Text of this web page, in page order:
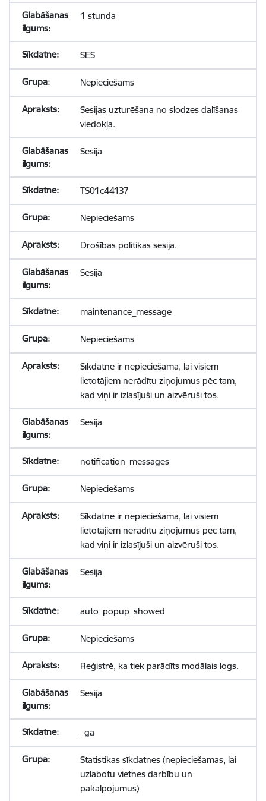
1 stunda
SES
Nepieciešams
Sesijas uzturēšana no slodzes dalīšanas
viedokļa.
Sesija
TS01c44137
Nepieciešams
Drošības politikas sesija.
Sesija
maintenance_message
Nepieciešams
Sīkdatne ir nepieciešama, lai visiem
lietotājiem nerādītu ziņojumus pēc tam,
kad viņi ir izlasījuši un aizvēruši tos.
Sesija
notification_messages
Nepieciešams
Sīkdatne ir nepieciešama, lai visiem
lietotājiem nerādītu ziņojumus pēc tam,
kad viņi ir izlasījuši un aizvēruši tos.
Sesija
auto_popup_showed
Nepieciešams
Reģistrē, ka tiek parādīts modālais logs.
Sesija
_ga
Statistikas sīkdatnes (nepieciešamas, lai
uzlabotu vietnes darbību un
pakalpojumus)